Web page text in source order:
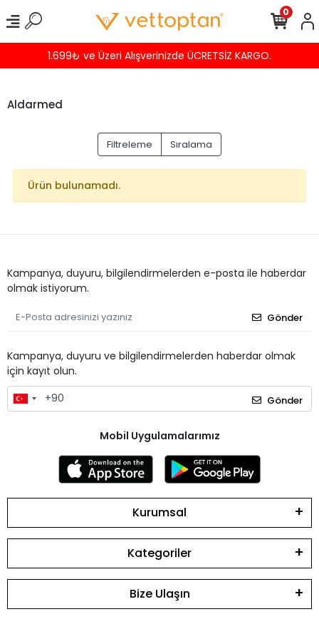
1.699₺ ve Üzeri Alışverinizde ÜCRETSİZ KARGO.
0
Aldarmed
Filtreleme Sıralama
Ürün bulunamadı.
Kampanya, duyuru, bilgilendirmelerden e-posta ile haberdar
olmak istiyorum.
Gönder
Kampanya, duyuru ve bilgilendirmelerden haberdar olmak
için kayıt olun.
Gönder
Mobil Uygulamalarımız
Kurumsal
Kategoriler
Bize Ulaşın